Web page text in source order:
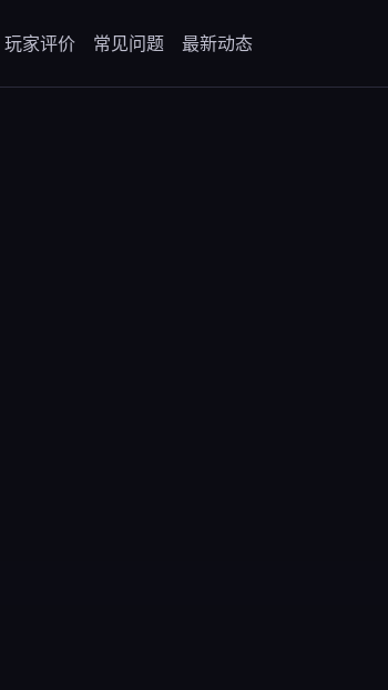
玩家评价 常见问题 最新动态